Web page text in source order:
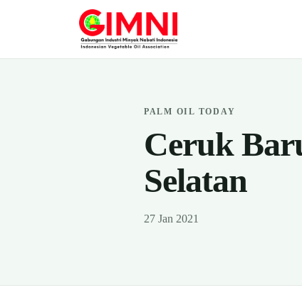
PALM OIL TODAY
Ceruk
Selatan
27 Jan 2021